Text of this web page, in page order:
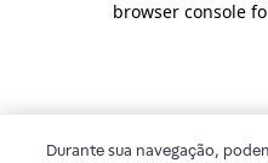
browser console
Durante sua navegação,